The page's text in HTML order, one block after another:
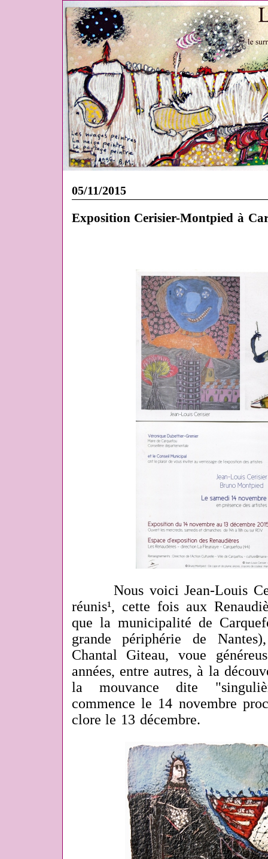
05/11/2015
Exposition Cerisier-Montpied à
Nous voici Jean-Louis
réunis¹, cette fois aux
que la municipalité de
grande périphérie de
Chantal Giteau, voue
années, entre autres, à la
la mouvance dite
commence le 14 novembre
clore le 13 décembre.